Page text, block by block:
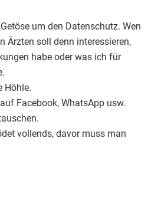
um den Datenschutz. Wen
Ärzten soll denn interessieren,
habe oder was ich für
Höhle.
Facebook, WhatsApp usw.
vollends, davor muss man